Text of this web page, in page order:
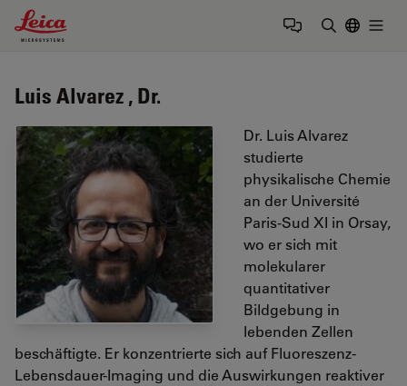
Leica Microsystems Logo
Luis Alvarez , Dr.
Dr. Luis Alvarez
studierte
physikalische Chemie
an der Université
Paris-Sud XI in Orsay,
wo er sich mit
molekularer
quantitativer
Bildgebung in
lebenden Zellen
beschäftigte. Er konzentrierte sich auf Fluoreszenz-
Lebensdauer-Imaging und die Auswirkungen reaktiver